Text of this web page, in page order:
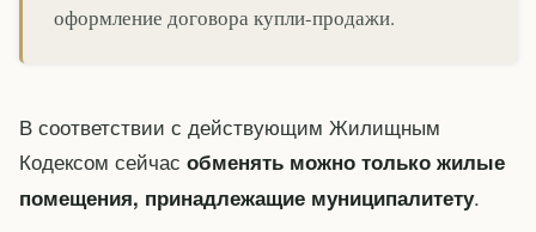
оформление договора купли-продажи.
В соответствии с действующим Жилищным
Кодексом сейчас обменять можно только жилые
помещения, принадлежащие муниципалитету.